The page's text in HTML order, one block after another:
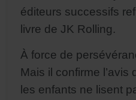
éditeurs successifs
livre de JK Rolling.
À force de
Mais il confirme l’avis
les enfants ne lisent